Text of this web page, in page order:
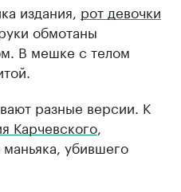
издания, рот девочки
обмотаны
В мешке с телом
разные версии. К
Карчевского,
убившего